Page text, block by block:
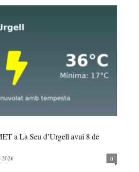
a La Seu d’Urgell avui 8 de
2026 0